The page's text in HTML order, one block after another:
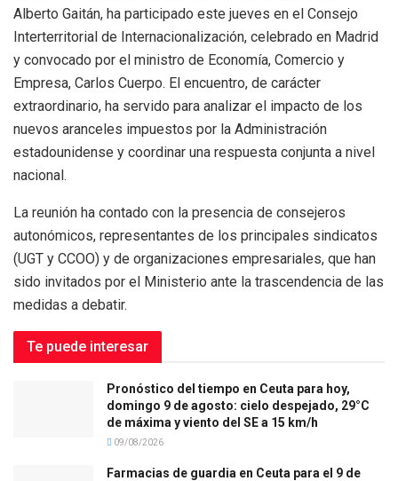
Alberto Gaitán, ha participado este jueves en el Consejo
Interterritorial de Internacionalización, celebrado en Madrid
y convocado por el ministro de Economía, Comercio y
Empresa, Carlos Cuerpo. El encuentro, de carácter
extraordinario, ha servido para analizar el impacto de los
nuevos aranceles impuestos por la Administración
estadounidense y coordinar una respuesta conjunta a nivel
nacional.
La reunión ha contado con la presencia de consejeros
autonómicos, representantes de los principales sindicatos
(UGT y CCOO) y de organizaciones empresariales, que han
sido invitados por el Ministerio ante la trascendencia de las
medidas a debatir.
Te puede interesar
Pronóstico del tiempo en Ceuta para hoy,
domingo 9 de agosto: cielo despejado, 29°C
de máxima y viento del SE a 15 km/h
09/08/2026
Farmacias de guardia en Ceuta para el 9 de